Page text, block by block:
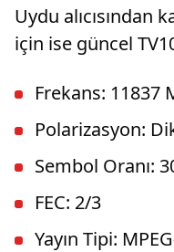
Uydu alıcısından
için ise güncel
Frekans: 11837
Polarizasyon:
Sembol Oranı:
FEC: 2/3
Yayın Tipi: